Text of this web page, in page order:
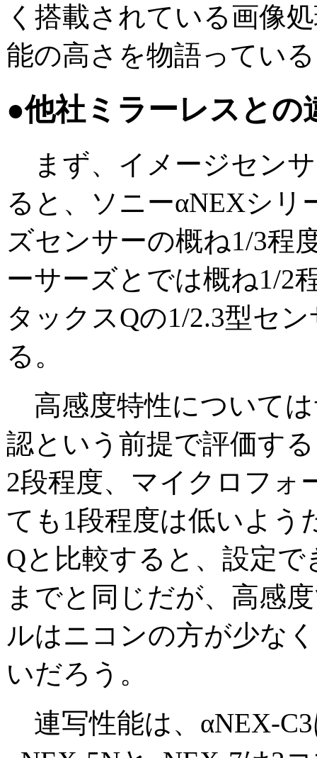
く搭載されている画像
能の高さを物語ってい
●他社ミラーレスとの
まず、イメージセン
ると、ソニーαNEXシリ
ズセンサーの概ね1/3程
ーサーズとでは概ね1/2
タックスQの1/2.3型セ
る。
高感度特性について
認という前提で評価す
2段程度、マイクロフォ
ても1段程度は低いよう
Qと比較すると、設定で
までと同じだが、高感
ルはニコンの方が少な
いだろう。
連写性能は、αNEX-